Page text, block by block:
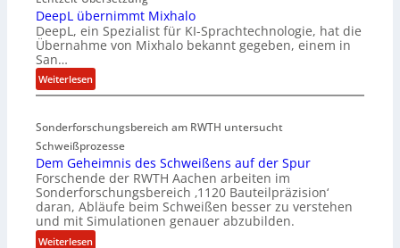
a
-
M
a
r
i
G
l
e
n
z
w
i
DeepL übernimmt Mixhalo
DeepL, ein Spezialist für KI-Sprachtechnologie, hat die
Übernahme von Mixhalo bekannt gegeben, einem in
San…
Weiterlesen:
D
e
p
L
ü
b
e
r
Sonderforschungsbereich am RWTH untersucht
Schweißprozesse
Dem Geheimnis des Schweißens auf der Spur
Forschende der RWTH Aachen arbeiten im
Sonderforschungsbereich ‚1120 Bauteilpräzision‘
daran, Abläufe beim Schweißen besser zu verstehen
und mit Simulationen genauer abzubilden.
Weiterlesen: